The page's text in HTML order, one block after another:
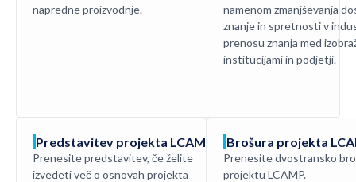
napredne proizvodnje.
namenom zmanjševanja
znanje in spretnosti v
prenosu znanja med
institucijami in podjetji.
Predstavitev projekta LCAMP
Prenesite predstavitev, če želite
izvedeti več o osnovah projekta
Prenos
PPT
Brošura projekta
Prenesite dvostransko
projektu LCAMP.